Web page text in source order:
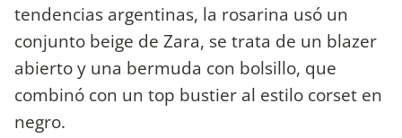
tendencias argentinas, la rosarina usó un
conjunto beige de Zara, se trata de un blazer
abierto y una bermuda con bolsillo, que
combinó con un top bustier al estilo corset en
negro.